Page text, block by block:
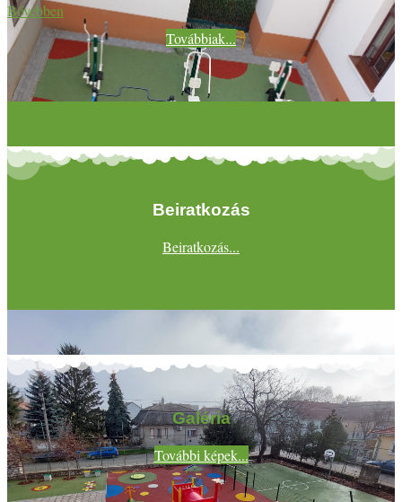
Bővebben
Továbbiak...
Beiratkozás
Beiratkozás...
Galéria
További képek...